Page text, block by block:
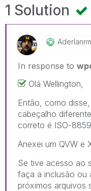
1 Solution
Aderlanrm
In response to
Olá Wellington,
Então, como
cabeçalho
correto é ISO-
Anexei um QVW e
Se tive acesso ao
faça a inclusão ou
próximos arquivos